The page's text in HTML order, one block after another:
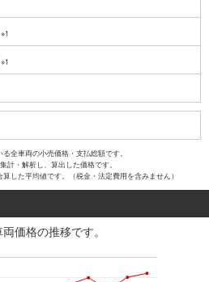
※1
※1
全車両の小売価格・支払総額です。
計・解析し、算出した価格です。
した平均値です。（税金・法定費用を含みません）
価格の推移です。